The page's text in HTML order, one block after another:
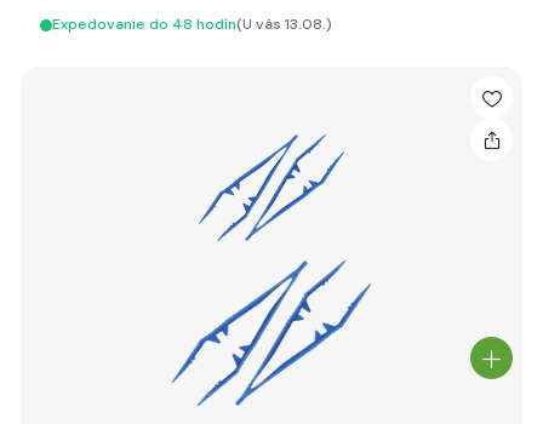
Expedovanie do 48 hodín(U vás 13.08.)